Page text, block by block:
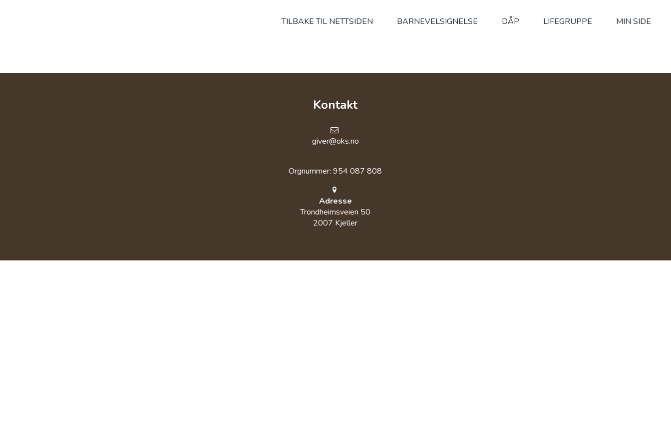
TILBAKE TIL NETTSIDEN BARNEVELSIGNELSE DÅP LIFEGRUPPE MIN SIDE
Kontakt
giver@oks.no
Orgnummer: 954 087 808
Adresse
Trondheimsveien 50
2007 Kjeller